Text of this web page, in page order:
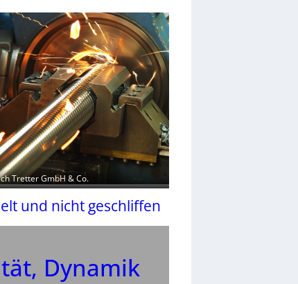
Tretter GmbH & Co.
und nicht geschliffen
Dynamik